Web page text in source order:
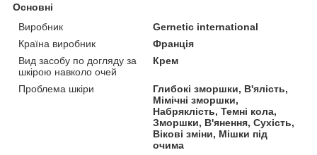
Основні
Виробник
Gernetic international
Країна виробник
Франція
Вид засобу по догляду за
шкірою навколо очей
Крем
Проблема шкіри
Глибокі зморшки, В'ялість,
Мімічні зморшки,
Набряклість, Темні кола,
Зморшки, В'янення, Сухість,
Вікові зміни, Мішки під
очима